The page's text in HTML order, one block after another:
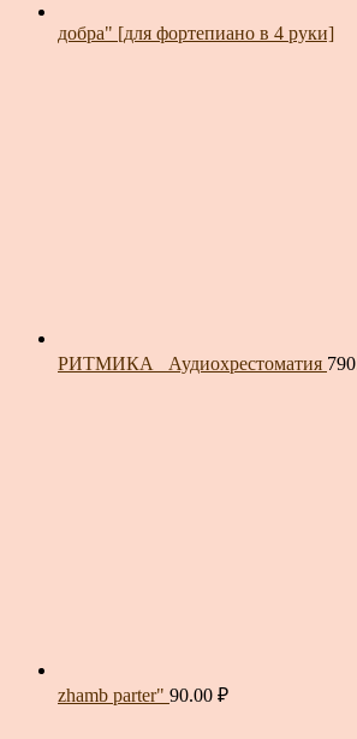
добра" [для фортепиано в 4 руки]
РИТМИКА_ Аудиохрестоматия
zhamb parter" 90.00 ₽